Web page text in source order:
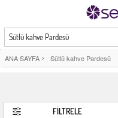
Sütlü kahve Pardesü
ANA SAYFA > Sütlü kahve Pardesü
FİLTRELE